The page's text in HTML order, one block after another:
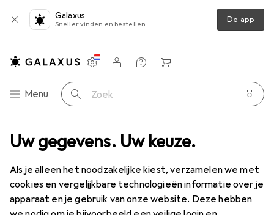
Uw gegevens. Uw keuze.
Als je alleen het noodzakelijke kiest, verzamelen we met
cookies en vergelijkbare technologieën informatie over je
apparaat en je gebruik van onze website. Deze hebben
Galaxus
Sneller vinden en bestellen De app
Categorie navigatie
Menu Zoek op
Instellingen
Klantenaccount
Produktvergelijking
Verlanglijstje
Winkelmandje
Grill accessoires Barbecueaansteker Steun voor verlichting
Steun voor verlichting
ProductenForum